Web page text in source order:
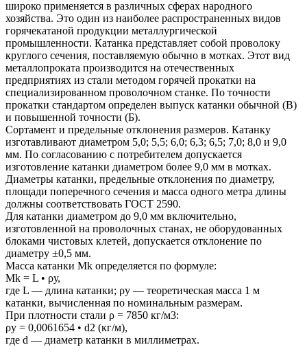
широко применяется в различных сферах народного
хозяйства. Это один из наиболее распространенных видов
горячекатаной продукции металлургической
промышленности. Катанка представляет собой проволоку
круглого сечения, поставляемую обычно в мотках. Этот вид
металлопроката производится на отечественных
предприятиях из стали методом горячей прокатки на
специализированном проволочном станке. По точности
прокатки стандартом определен выпуск катанки обычной (В)
и повышенной точности (Б).
Сортамент и предельные отклонения размеров. Катанку
изготавливают диаметром 5,0; 5,5; 6,0; 6,3; 6,5; 7,0; 8,0 и 9,0
мм. По согласованию с потребителем допускается
изготовление катанки диаметром более 9,0 мм в мотках.
Диаметры катанки, предельные отклонения по диаметру,
площади поперечного сечения и масса одного метра длины
должны соответствовать ГОСТ 2590.
Для катанки диаметром до 9,0 мм включительно,
изготовленной на проволочных станах, не оборудованных
блоками чистовых клетей, допускается отклонение по
диаметру ±0,5 мм.
Масса катанки Mk определяется по формуле:
Mk = L • ρу,
где L — длина катанки; ρу — теоретическая масса 1 м
катанки, вычисленная по номинальным размерам.
При плотности стали ρ = 7850 кг/м3:
ρу = 0,0061654 • d2 (кг/м),
где d — диаметр катанки в миллиметрах.